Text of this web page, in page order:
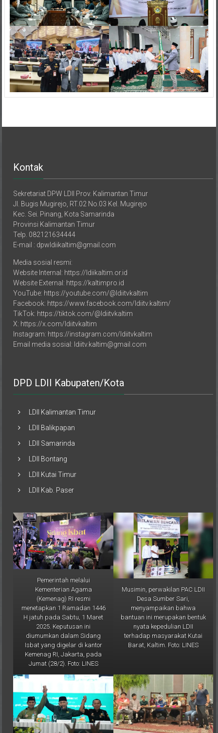
Jl. Bugis Mugirejo, RT.02 No.03 Kel. Mugirejo
Kec. Sei. Pinang, Kota Samarinda
Provinsi Kalimantan Timur
Telp. 082121634444
E-mail : dpwldiikaltim@gmail.com
Website Internal: https://ldiikaltim.or.id
Website External: https://kaltimpro.id
YouTube: https://youtube.com/@ldiitvkaltim
Facebook: https://www.facebook.com/ldiitv.kaltim/
TikTok: https://tiktok.com/@ldiitvkaltim
X: https://x.com/ldiitvkaltim
Instagram: https://instagram.com/ldiitvkaltim
Email media sosial: ldiitv.kaltim@gmail.com
LDII Samarinda
LDII Kutai Timur
Pemerintah melalui
Kementerian Agama
(Kemenag) RI resmi
menetapkan 1 Ramadan 1446
H jatuh pada Sabtu, 1 Maret
2025. Keputusan ini
diumumkan dalam Sidang
Isbat yang digelar di kantor
Kemenag RI, Jakarta, pada
Jumat (28/2). Foto: LINES
Musimin, perwakilan PAC LDII
Desa Sumber Sari,
menyampaikan bahwa
bantuan ini merupakan bentuk
nyata kepedulian LDII
terhadap masyarakat Kutai
Barat, Kaltim. Foto: LINES